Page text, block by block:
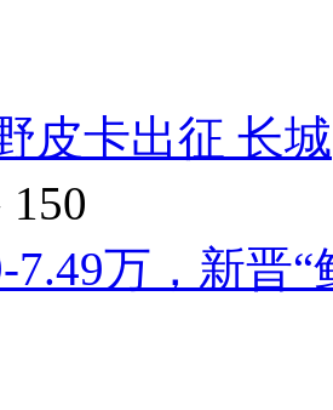
皮卡出征 长城
150
7.49万，新晋“